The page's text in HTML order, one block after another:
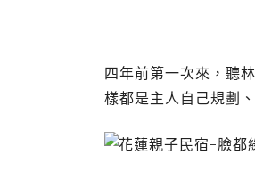
四年前第一次來，聽
樣都是主人自己規劃